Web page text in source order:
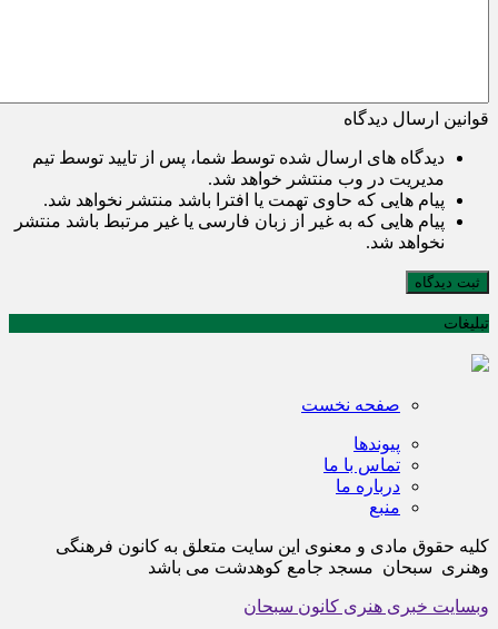
قوانین ارسال دیدگاه
دیدگاه های ارسال شده توسط شما، پس از تایید توسط تیم
مدیریت در وب منتشر خواهد شد.
پیام هایی که حاوی تهمت یا افترا باشد منتشر نخواهد شد.
پیام هایی که به غیر از زبان فارسی یا غیر مرتبط باشد منتشر
نخواهد شد.
ثبت دیدگاه
تبلیغات
صفحه نخست
پیوندها
تماس با ما
درباره ما
منبع
کلیه حقوق مادی و معنوی این سایت متعلق به کانون فرهنگی
وهنری سبحان مسجد جامع کوهدشت می باشد
وبسایت خبری هنری کانون سبحان